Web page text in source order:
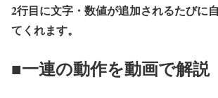
2行目に文字・数値が追加されるたびに
てくれます。
■一連の動作を動画で解説